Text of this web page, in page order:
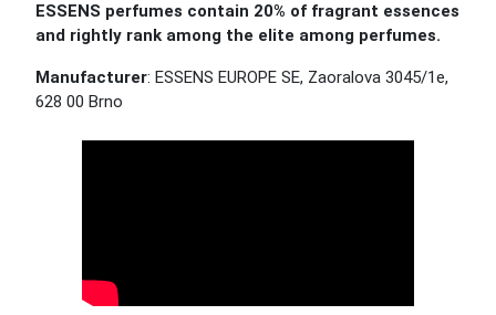
ESSENS perfumes contain 20% of fragrant essences
and rightly rank among the elite among perfumes.
Manufacturer: ESSENS EUROPE SE, Zaoralova 3045/1e,
628 00 Brno